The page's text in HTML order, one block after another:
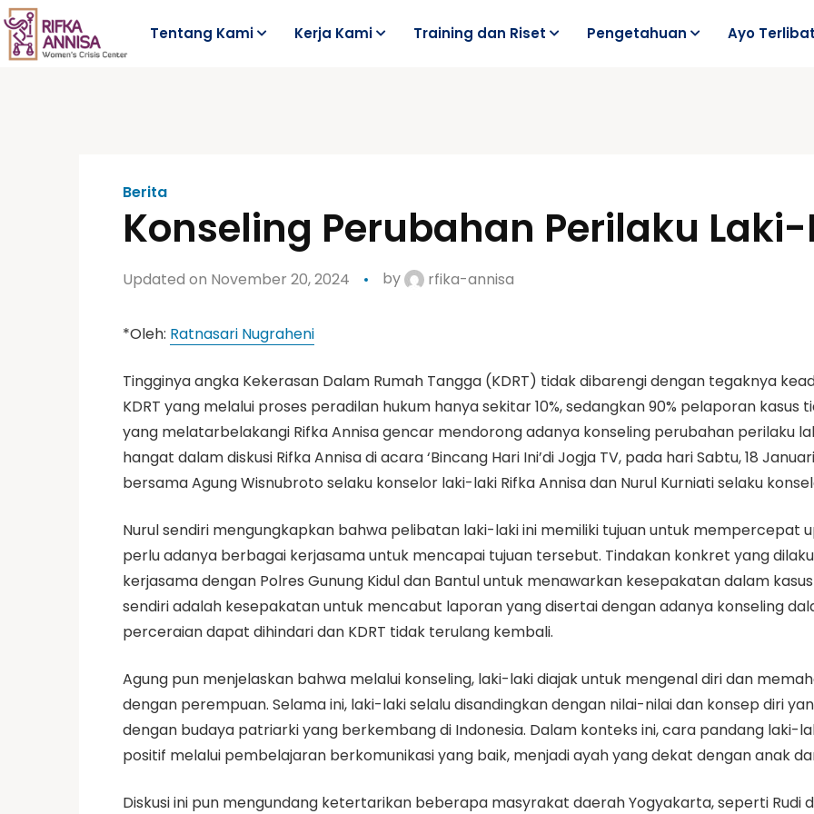
Tentang Kami Kerja Kami Training dan Riset Pengetahuan Ayo
Berita
Konseling Perubahan Perilaku
Updated on November 20, 2024 by rfika-annisa
*Oleh: Ratnasari Nugraheni
Tingginya angka Kekerasan Dalam Rumah Tangga (KDRT) tidak dibarengi dengan tegaknya
KDRT yang melalui proses peradilan hukum hanya sekitar 10%, sedangkan 90% pelaporan kasus
yang melatarbelakangi Rifka Annisa gencar mendorong adanya konseling perubahan perilaku
hangat dalam diskusi Rifka Annisa di acara ‘Bincang Hari Ini’di Jogja TV, pada hari Sabtu, 18
bersama Agung Wisnubroto selaku konselor laki-laki Rifka Annisa dan Nurul Kurniati selaku
Nurul sendiri mengungkapkan bahwa pelibatan laki-laki ini memiliki tujuan untuk mempercepat
perlu adanya berbagai kerjasama untuk mencapai tujuan tersebut. Tindakan konkret yang
kerjasama dengan Polres Gunung Kidul dan Bantul untuk menawarkan kesepakatan dalam
sendiri adalah kesepakatan untuk mencabut laporan yang disertai dengan adanya konseling
perceraian dapat dihindari dan KDRT tidak terulang kembali.
Agung pun menjelaskan bahwa melalui konseling, laki-laki diajak untuk mengenal diri dan
dengan perempuan. Selama ini, laki-laki selalu disandingkan dengan nilai-nilai dan konsep diri
dengan budaya patriarki yang berkembang di Indonesia. Dalam konteks ini, cara pandang laki-
positif melalui pembelajaran berkomunikasi yang baik, menjadi ayah yang dekat dengan anak
Diskusi ini pun mengundang ketertarikan beberapa masyrakat daerah Yogyakarta, seperti Rudi